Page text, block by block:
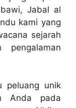
Jabal al
kami yang
sejarah
pengalaman
peluang unik
Anda pada